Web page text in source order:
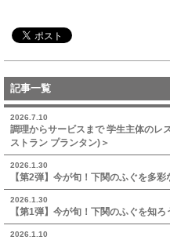
記事一覧
2026.7.10
調理からサービスまで 学生主体の
ストラン プランタン)＞
2026.1.30
【第2弾】今が旬！下関のふぐを多彩
2026.1.30
【第1弾】今が旬！下関のふぐを知ろ
2026.1.10